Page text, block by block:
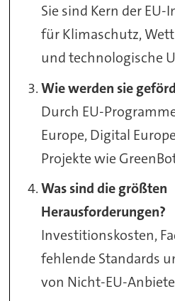
Sie sind Kern der
für Klimaschutz,
und technologische
Wie werden sie
Durch EU-
Europe, Digital
Projekte wie
Was sind die größten
Herausforderungen?
Investitionskosten,
fehlende Standards
von Nicht-EU-